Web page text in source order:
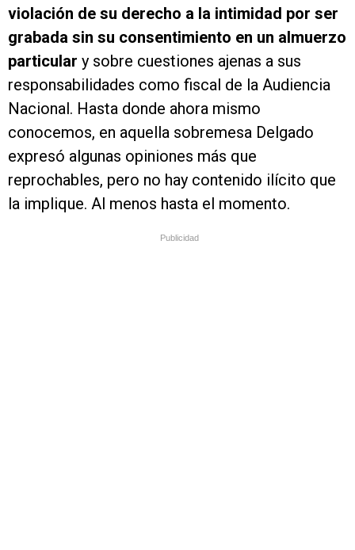
violación de su derecho a la intimidad por ser
grabada sin su consentimiento en un almuerzo
particular y sobre cuestiones ajenas a sus
responsabilidades como fiscal de la Audiencia
Nacional. Hasta donde ahora mismo
conocemos, en aquella sobremesa Delgado
expresó algunas opiniones más que
reprochables, pero no hay contenido ilícito que
la implique. Al menos hasta el momento.
Publicidad